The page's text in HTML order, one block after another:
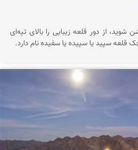
شوید، از دور قلعه زیبایی را بالای تپه‌ای
یا سپیده یا سفیده نام دارد.